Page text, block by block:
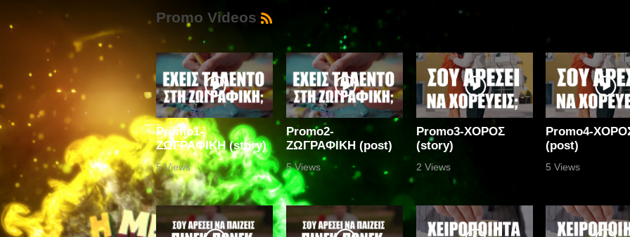
Promo Videos
Promo1-
ΖΩΓΡΑΦΙΚΗ (story)
5 Views
Promo2-
ΖΩΓΡΑΦΙΚΗ (post)
5 Views
Promo3-ΧΟΡΟΣ
(story)
2 Views
Promo4-
(post)
5 Views